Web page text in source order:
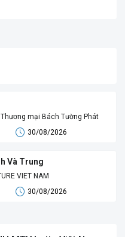
mại Bách Tường Phát
30/08/2026
Và Trung
VIET NAM
30/08/2026